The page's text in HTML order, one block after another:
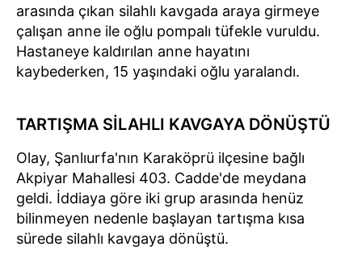
arasında çıkan silahlı kavgada araya girmeye
çalışan anne ile oğlu pompalı tüfekle vuruldu.
Hastaneye kaldırılan anne hayatını
kaybederken, 15 yaşındaki oğlu yaralandı.
TARTIŞMA SİLAHLI KAVGAYA DÖNÜŞTÜ
Olay, Şanlıurfa'nın Karaköprü ilçesine bağlı
Akpiyar Mahallesi 403. Cadde'de meydana
geldi. İddiaya göre iki grup arasında henüz
bilinmeyen nedenle başlayan tartışma kısa
sürede silahlı kavgaya dönüştü.